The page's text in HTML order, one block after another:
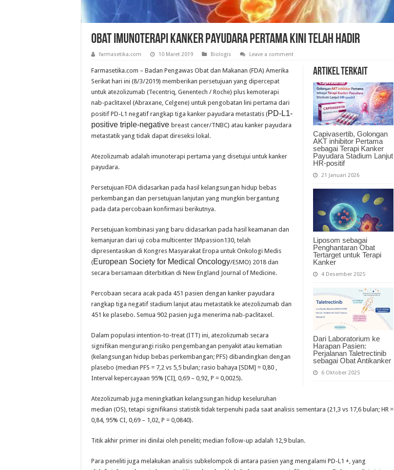
Obat Imunoterapi Kanker Payudara Pertama Kini Telah Hadir
farmasetika.com 10 Maret 2019 Biologis Leave a comment
Artikel Terkait
Capivasertib, Golongan
AKT inhibitor Pertama
sebagai Terapi Kanker
Payudara Stadium Lanjut
HR-positif
21 Januari 2026
Liposom sebagai
Penghantaran Obat
Tertarget untuk Terapi
Kanker
4 Desember 2025
Dari Laboratorium ke
Harapan Pasien:
Perjalanan Taletrectinib
sebagai Obat Antikanker
6 Oktober 2025
Farmasetika.com – Badan Pengawas Obat dan Makanan (FDA) Amerika
Serikat hari ini (8/3/2019) memberikan persetujuan yang dipercepat
untuk atezolizumab (Tecentriq, Genentech / Roche) plus kemoterapi
nab-paclitaxel (Abraxane, Celgene) untuk pengobatan lini pertama dari
positif PD-L1 negatif rangkap tiga kanker payudara metastatis (PD-L1-
positive triple-negative breast cancer/TNBC) atau kanker payudara
metastatik yang tidak dapat direseksi lokal.
Atezolizumab adalah imunoterapi pertama yang disetujui untuk kanker
payudara.
Persetujuan FDA didasarkan pada hasil kelangsungan hidup bebas
perkembangan dan persetujuan lanjutan yang mungkin bergantung
pada data percobaan konfirmasi berikutnya.
Persetujuan kombinasi yang baru didasarkan pada hasil keamanan dan
kemanjuran dari uji coba multicenter IMpassion130, telah
dipresentasikan di Kongres Masyarakat Eropa untuk Onkologi Medis
(European Society for Medical Oncology/ESMO) 2018 dan
secara bersamaan diterbitkan di New England Journal of Medicine.
Percobaan secara acak pada 451 pasien dengan kanker payudara
rangkap tiga negatif stadium lanjut atau metastatik ke atezolizumab dan
451 ke plasebo. Semua 902 pasien juga menerima nab-paclitaxel.
Dalam populasi intention-to-treat (ITT) ini, atezolizumab secara
signifikan mengurangi risiko pengembangan penyakit atau kematian
(kelangsungan hidup bebas perkembangan; PFS) dibandingkan dengan
plasebo (median PFS = 7,2 vs 5,5 bulan; rasio bahaya [SDM] = 0,80 ,
Interval kepercayaan 95% [CI], 0,69 – 0,92, P = 0,0025).
Atezolizumab juga meningkatkan kelangsungan hidup keseluruhan
median (OS), tetapi signifikansi statistik tidak terpenuhi pada saat analisis sementara (21,3 vs 17,6 bulan; HR =
0,84, 95% CI, 0,69 – 1,02, P = 0,0840).
Titik akhir primer ini dinilai oleh peneliti; median follow-up adalah 12,9 bulan.
Para peneliti juga melakukan analisis subkelompok di antara pasien yang mengalami PD-L1 +, yang